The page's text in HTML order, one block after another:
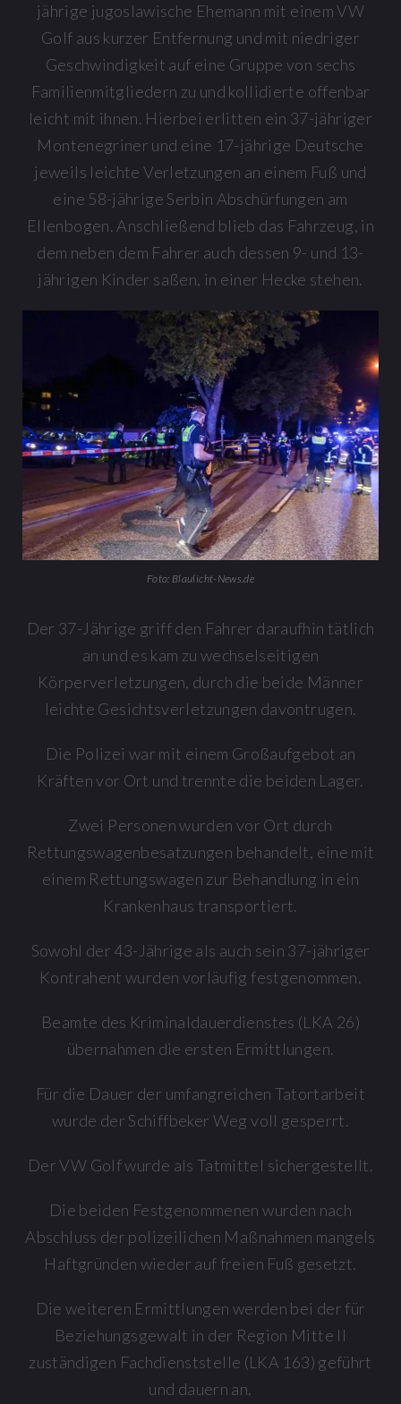
jährige jugoslawische Ehemann mit einem VW
Golf aus kurzer Entfernung und mit niedriger
Geschwindigkeit auf eine Gruppe von sechs
Familienmitgliedern zu und kollidierte offenbar
leicht mit ihnen. Hierbei erlitten ein 37-jähriger
Montenegriner und eine 17-jährige Deutsche
jeweils leichte Verletzungen an einem Fuß und
eine 58-jährige Serbin Abschürfungen am
Ellenbogen. Anschließend blieb das Fahrzeug, in
dem neben dem Fahrer auch dessen 9- und 13-
jährigen Kinder saßen, in einer Hecke stehen.
Foto: Blaulicht-News.de
Der 37-Jährige griff den Fahrer daraufhin tätlich
an und es kam zu wechselseitigen
Körperverletzungen, durch die beide Männer
leichte Gesichtsverletzungen davontrugen.
Die Polizei war mit einem Großaufgebot an
Kräften vor Ort und trennte die beiden Lager.
Zwei Personen wurden vor Ort durch
Rettungswagenbesatzungen behandelt, eine mit
einem Rettungswagen zur Behandlung in ein
Krankenhaus transportiert.
Sowohl der 43-Jährige als auch sein 37-jähriger
Kontrahent wurden vorläufig festgenommen.
Beamte des Kriminaldauerdienstes (LKA 26)
übernahmen die ersten Ermittlungen.
Für die Dauer der umfangreichen Tatortarbeit
wurde der Schiffbeker Weg voll gesperrt.
Der VW Golf wurde als Tatmittel sichergestellt.
Die beiden Festgenommenen wurden nach
Abschluss der polizeilichen Maßnahmen mangels
Haftgründen wieder auf freien Fuß gesetzt.
Die weiteren Ermittlungen werden bei der für
Beziehungsgewalt in der Region Mitte II
zuständigen Fachdienststelle (LKA 163) geführt
und dauern an.